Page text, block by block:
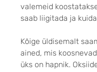
valemeid
saab liigitada ja
Kõige üldisemalt
ained, mis
üks on hapnik.